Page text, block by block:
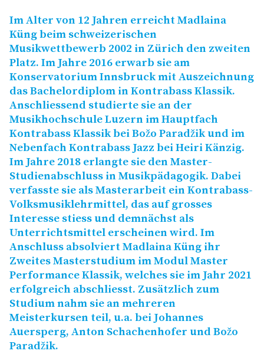
Im Alter von 12 Jahren erreicht Madlaina
Küng beim schweizerischen
Musikwettbewerb 2002 in Zürich den zweiten
Platz. Im Jahre 2016 erwarb sie am
Konservatorium Innsbruck mit Auszeichnung
das Bachelordiplom in Kontrabass Klassik.
Anschliessend studierte sie an der
Musikhochschule Luzern im Hauptfach
Kontrabass Klassik bei Božo Paradžik und im
Nebenfach Kontrabass Jazz bei Heiri Känzig.
Im Jahre 2018 erlangte sie den Master-
Studienabschluss in Musikpädagogik. Dabei
verfasste sie als Masterarbeit ein Kontrabass-
Volksmusiklehrmittel, das auf grosses
Interesse stiess und demnächst als
Unterrichtsmittel erscheinen wird. Im
Anschluss absolviert Madlaina Küng ihr
Zweites Masterstudium im Modul Master
Performance Klassik, welches sie im Jahr 2021
erfolgreich abschliesst. Zusätzlich zum
Studium nahm sie an mehreren
Meisterkursen teil, u.a. bei Johannes
Auersperg, Anton Schachenhofer und Božo
Paradžik.